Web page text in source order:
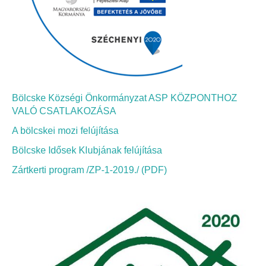
Roma Nemzetiségi Önkormányzat ülések
Rendeletek
Polgármesteri normatív határozatok
Önkormányzati támogatások
Pályázatok
Bölcske Községi Önkormányzat ASP KÖZPONTHOZ
VALÓ CSATLAKOZÁSA
A bölcskei mozi felújítása
Bölcske Idősek Klubjának felújítása
Zártkerti program /ZP-1-2019./ (PDF)